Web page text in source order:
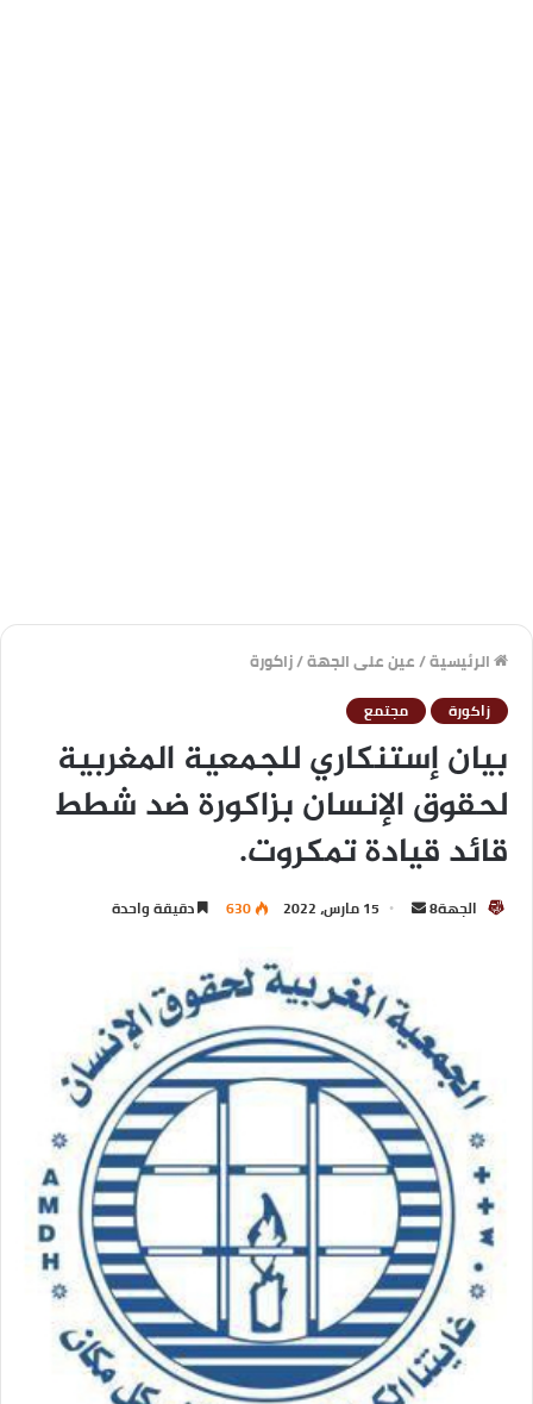
الرئيسية/عين على الجهة/زاكورة
زاكورة مجتمع
بيان إستنكاري للجمعية المغربية
لحقوق الإنسان بزاكورة ضد شطط
قائد قيادة تمكروت.
الجهة8 15 مارس، 2022 630 دقيقة واحدة